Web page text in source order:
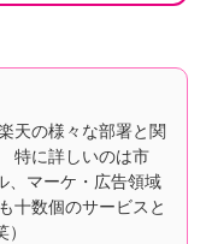
天の様々な部署と関
特に詳しいのは市
、マーケ・広告領域
十数個のサービスと